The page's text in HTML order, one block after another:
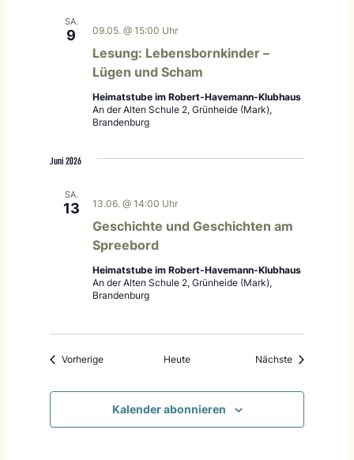
SA.
9
Lesung: Lebensbornkinder –
Lügen und Scham
09.05. @ 15:00 Uhr
Heimatstube im Robert-Havemann-Klubhaus
An der Alten Schule 2, Grünheide (Mark),
Brandenburg
Juni 2026
SA.
13
Geschichte und Geschichten am
Spreebord
13.06. @ 14:00 Uhr
Heimatstube im Robert-Havemann-Klubhaus
An der Alten Schule 2, Grünheide (Mark),
Brandenburg
VorherigeVeranstaltungenHeute Nächste
Kalender abonnieren